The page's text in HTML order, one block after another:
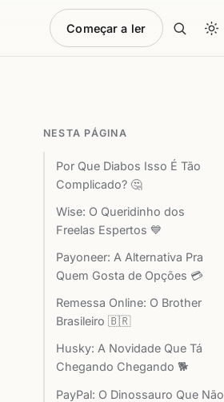
Começar a ler
NESTA PÁGINA
Por Que Diabos Isso É Tão
Complicado? 🤔
Wise: O Queridinho dos
Freelas Espertos 💙
Payoneer: A Alternativa Pra
Quem Gosta de Opções 💳
Remessa Online: O Brother
Brasileiro 🇧🇷
Husky: A Novidade Que Tá
Chegando Chegando 🐕
PayPal: O Dinossauro Que Não